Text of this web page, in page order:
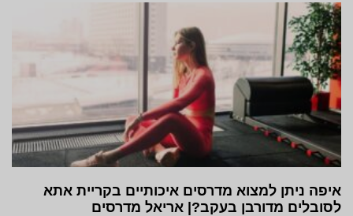
איפה ניתן למצוא מדרסים איכותיים בקריית אתא
לסובלים מדורבן בעקב?| אריאל מדרסים